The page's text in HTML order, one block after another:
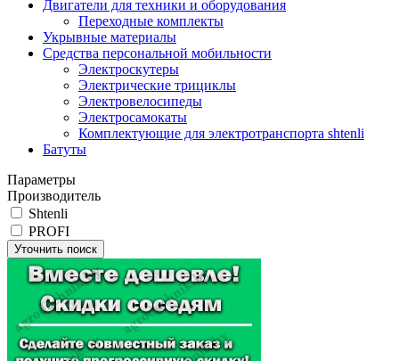
Двигатели для техники и оборудования
Переходные комплекты
Укрывные материалы
Средства персональной мобильности
Электроскутеры
Электрические трициклы
Электровелосипеды
Электросамокаты
Комплектующие для электротранспорта shtenli
Батуты
Параметры
Производитель
Shtenli
PROFI
Уточнить поиск